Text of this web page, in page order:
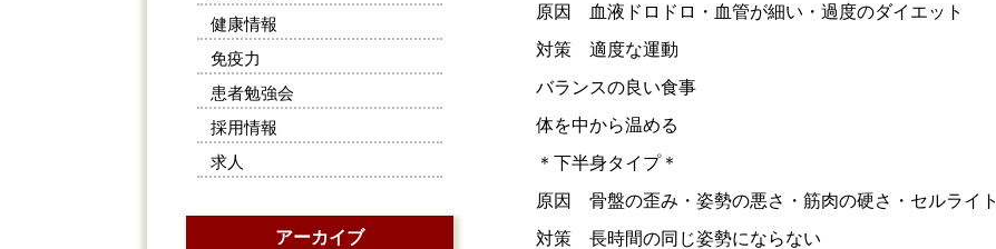
原因 血液ドロドロ・血管が細い・過度のダイエット
対策 適度な運動
バランスの良い食事
体を中から温める
＊下半身タイプ＊
原因 骨盤の歪み・姿勢の悪さ・筋肉の硬さ・セルライト
対策 長時間の同じ姿勢にならない
健康情報
免疫力
患者勉強会
採用情報
求人
アーカイブ